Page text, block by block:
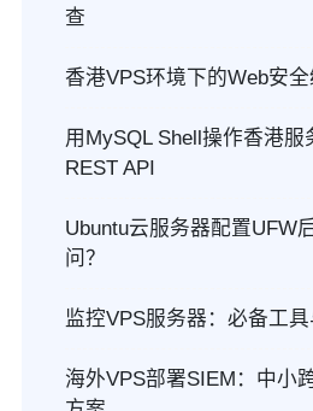
查
香港VPS环境下的Web安
用MySQL Shell操作香港服
REST API
Ubuntu云服务器配置UFW
问？
监控VPS服务器：必备工
海外VPS部署SIEM：中小